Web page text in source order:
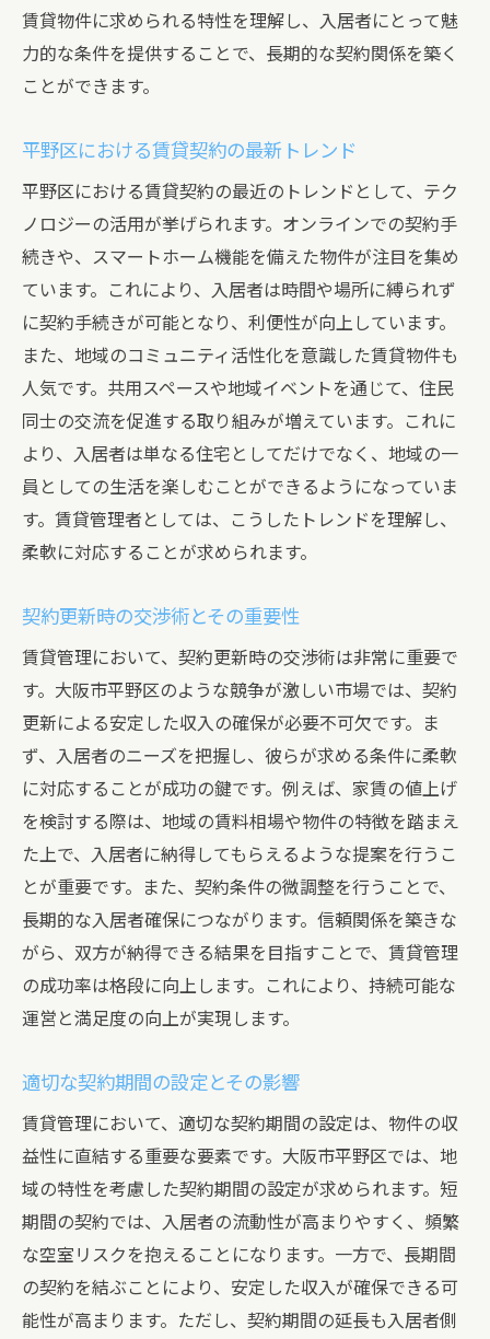
賃貸物件に求められる特性を理解し、入居者にとって魅
力的な条件を提供することで、長期的な契約関係を築く
ことができます。
平野区における賃貸契約の最新トレンド
平野区における賃貸契約の最近のトレンドとして、テク
ノロジーの活用が挙げられます。オンラインでの契約手
続きや、スマートホーム機能を備えた物件が注目を集め
ています。これにより、入居者は時間や場所に縛られず
に契約手続きが可能となり、利便性が向上しています。
また、地域のコミュニティ活性化を意識した賃貸物件も
人気です。共用スペースや地域イベントを通じて、住民
同士の交流を促進する取り組みが増えています。これに
より、入居者は単なる住宅としてだけでなく、地域の一
員としての生活を楽しむことができるようになっていま
す。賃貸管理者としては、こうしたトレンドを理解し、
柔軟に対応することが求められます。
契約更新時の交渉術とその重要性
賃貸管理において、契約更新時の交渉術は非常に重要で
す。大阪市平野区のような競争が激しい市場では、契約
更新による安定した収入の確保が必要不可欠です。ま
ず、入居者のニーズを把握し、彼らが求める条件に柔軟
に対応することが成功の鍵です。例えば、家賃の値上げ
を検討する際は、地域の賃料相場や物件の特徴を踏まえ
た上で、入居者に納得してもらえるような提案を行うこ
とが重要です。また、契約条件の微調整を行うことで、
長期的な入居者確保につながります。信頼関係を築きな
がら、双方が納得できる結果を目指すことで、賃貸管理
の成功率は格段に向上します。これにより、持続可能な
運営と満足度の向上が実現します。
適切な契約期間の設定とその影響
賃貸管理において、適切な契約期間の設定は、物件の収
益性に直結する重要な要素です。大阪市平野区では、地
域の特性を考慮した契約期間の設定が求められます。短
期間の契約では、入居者の流動性が高まりやすく、頻繁
な空室リスクを抱えることになります。一方で、長期間
の契約を結ぶことにより、安定した収入が確保できる可
能性が高まります。ただし、契約期間の延長も入居者側